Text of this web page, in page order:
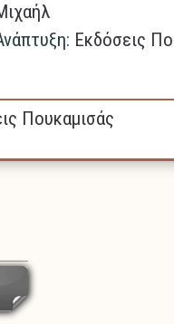
Εκδόσεις
Πουκαμισάς